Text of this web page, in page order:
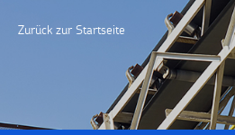
Zurück zur Startseite